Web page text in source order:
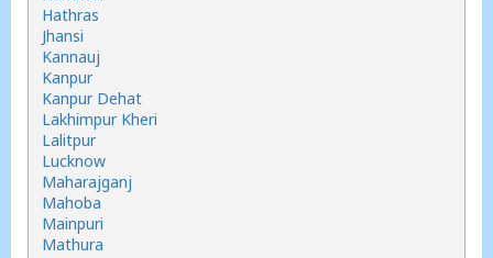
Hathras
Jhansi
Kannauj
Kanpur
Kanpur Dehat
Lakhimpur Kheri
Lalitpur
Lucknow
Maharajganj
Mahoba
Mainpuri
Mathura